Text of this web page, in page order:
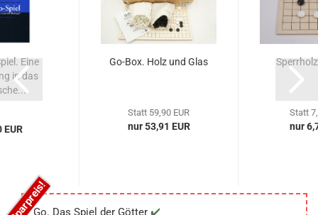
Eine
in das
EUR
Go-Box. Holz und Glas
Statt 59,90 EUR
nur 53,91 EUR
Statt
nur
Go. Das Spiel der Götter